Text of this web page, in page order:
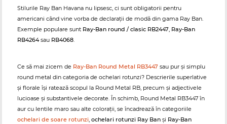
Stilurile Ray Ban Havana nu lipsesc, ci sunt obligatorii pentru
americani când vine vorba de declarații de modă din gama Ray Ban.
Exemple populare sunt Ray-Ban round / clasic RB2447, Ray-Ban
RB4264sau RB4068.
Ce să mai zicem de Ray-Ban Round Metal RB3447 sau pur și simplu
round metal din categoria de ochelari rotunzi? Descrierile superlative
și florale își ratează scopul la Round Metal RB, precum și adjectivele
lucioase și substantivele decorate. În schimb, Round Metal RB3447 în
aur cu lentile maro sau alte colorații, se încadrează în categoriile
ochelari de soare rotunzi, ochelari rotunzi Ray Ban și Ray-Ban